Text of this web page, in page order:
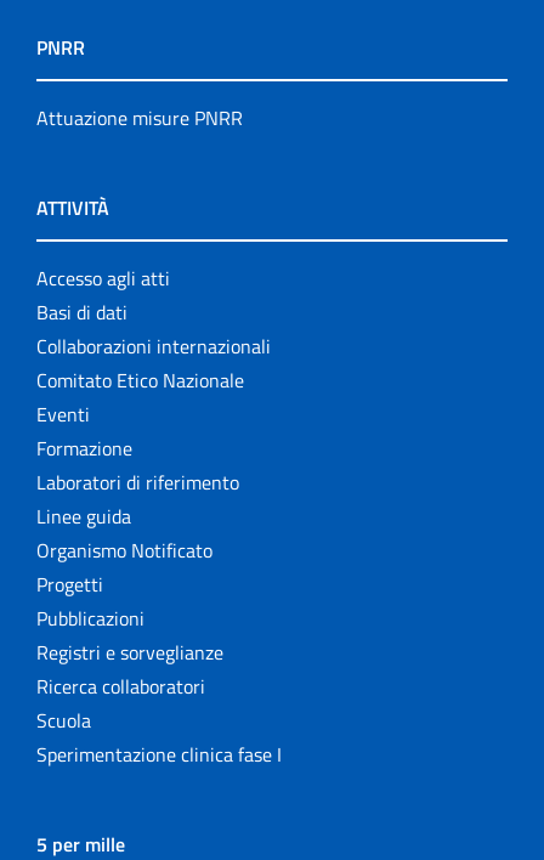
PNRR
Attuazione misure PNRR
ATTIVITÀ
Accesso agli atti
Basi di dati
Collaborazioni internazionali
Comitato Etico Nazionale
Eventi
Formazione
Laboratori di riferimento
Linee guida
Organismo Notificato
Progetti
Pubblicazioni
Registri e sorveglianze
Ricerca collaboratori
Scuola
Sperimentazione clinica fase I
5 per mille